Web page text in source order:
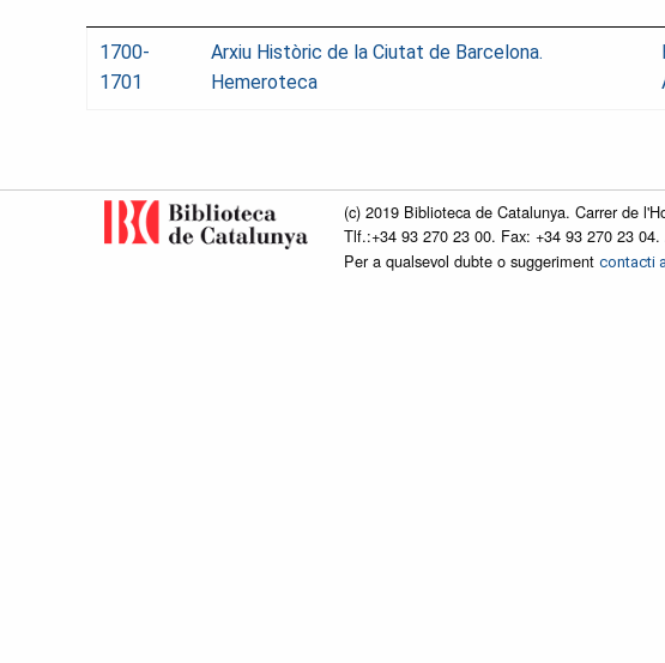
1700-
1701
Arxiu Històric de la Ciutat de Barcelona.
Hemeroteca
(c) 2019 Biblioteca de Catalunya. Carrer de
Tlf.:+34 93 270 23 00. Fax: +34 93 270 23 04.
Per a qualsevol dubte o suggeriment contacti